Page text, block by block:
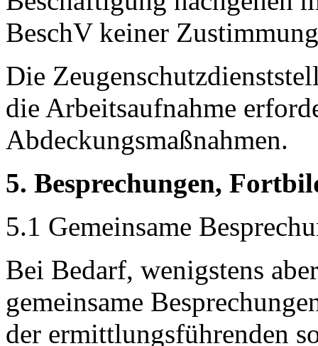
BeschV keiner
Die
die Arbeitsaufnahme
Abdeckungsmaßnahmen.
5. Besprechungen,
5.1 Gemeinsame
Bei Bedarf, wenigstens
gemeinsame
der ermittlungsführenden